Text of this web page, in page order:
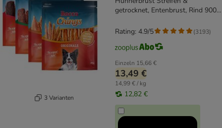
3 Varianten
getrocknet, Entenbrust, Rind 900
Einzeln 15,66 €
13,49 €
14,99 € / kg
12,82 €
Rating: 4.9/5 (3193)